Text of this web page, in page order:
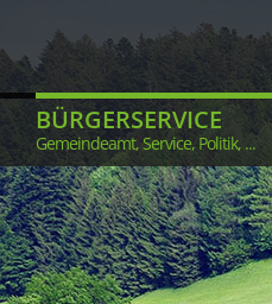
BÜRGERSERVICE
Gemeindeamt, Service, Politik, ...